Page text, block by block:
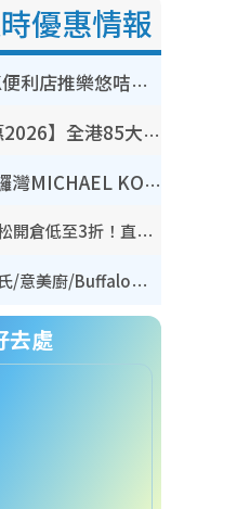
優惠情報
長者優惠｜OK便利店推樂悠咭優惠！買麵包/牛奶/保健品拍卡即減
【8月生日優惠2026】全港85大食買玩著數攻略 自助餐/火鍋放題同行免費＋誠品/DONKI送現金券
開倉優惠｜銅鑼灣MICHAEL KORS開倉低至17折！直擊$500起買手袋/銀包/鞋款 必買經典Jet Set系列
開倉優惠｜馬拉松開倉低至3折！直擊$99起買adidas／New Balance／Puma鞋款 STANLEY保溫杯劈價至$119起
廚具優惠｜普樂氏/意美廚/Buffalo廚具低至3折！$89起買煎鍋／炒鑊／個人鍋 同場小家電激減至$99起
去處